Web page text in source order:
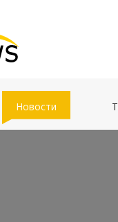
Новости